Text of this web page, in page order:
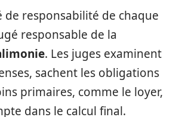
responsabilité de chaque
responsable de la
. Les juges examinent
sachent les obligations
primaires, comme le loyer,
dans le calcul final.